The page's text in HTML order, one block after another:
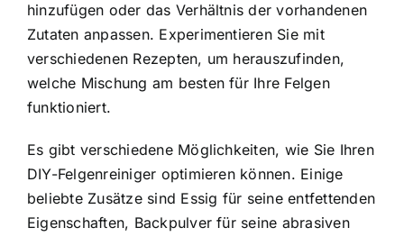
hinzufügen oder das Verhältnis der vorhandenen
Zutaten anpassen. Experimentieren Sie mit
verschiedenen Rezepten, um herauszufinden,
welche Mischung am besten für Ihre Felgen
funktioniert.
Es gibt verschiedene Möglichkeiten, wie Sie Ihren
DIY-Felgenreiniger optimieren können. Einige
beliebte Zusätze sind Essig für seine entfettenden
Eigenschaften, Backpulver für seine abrasiven